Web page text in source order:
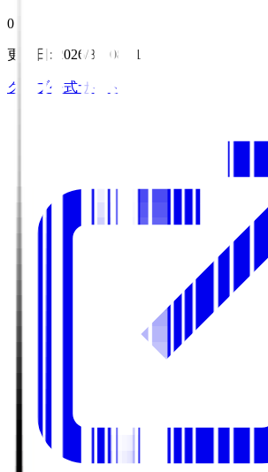
0
更新日 : 2026/8/7 08:11
クラブ公式サイト